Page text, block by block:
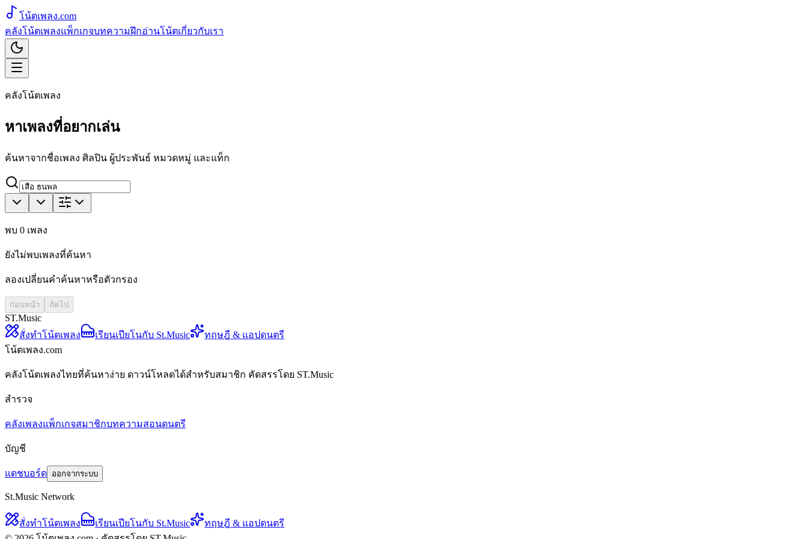
โน้ตเพลง.com
คลังโน้ตเพลงแพ็กเกจบทความฝึกอ่านโน้ตเกี่ยวกับเรา
คลังโน้ตเพลง
หาเพลงที่อยากเล่น
ค้นหาจากชื่อเพลง ศิลปิน ผู้ประพันธ์ หมวดหมู่ และแท็ก
พบ 0 เพลง
ยังไม่พบเพลงที่ค้นหา
ลองเปลี่ยนคำค้นหาหรือตัวกรอง
ก่อนหน้า ถัดไป
ST.Music
สั่งทำโน้ตเพลง
เรียนเปียโนกับ St.Music
ทฤษฎี & แอปดนตรี
โน้ตเพลง.com
คลังโน้ตเพลงไทยที่ค้นหาง่าย ดาวน์โหลดได้สำหรับสมาชิก คัดสรรโดย ST.Music
สำรวจ
คลังเพลงแพ็กเกจสมาชิกบทความสอนดนตรี
บัญชี
แดชบอร์ด ออกจากระบบ
St.Music Network
สั่งทำโน้ตเพลง เรียนเปียโนกับ St.Music
ทฤษฎี & แอปดนตรี